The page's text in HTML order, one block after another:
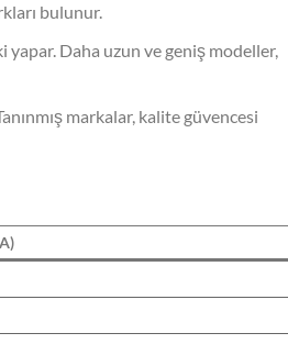
bulunur.
Daha uzun ve geniş modeller,
markalar, kalite güvencesi